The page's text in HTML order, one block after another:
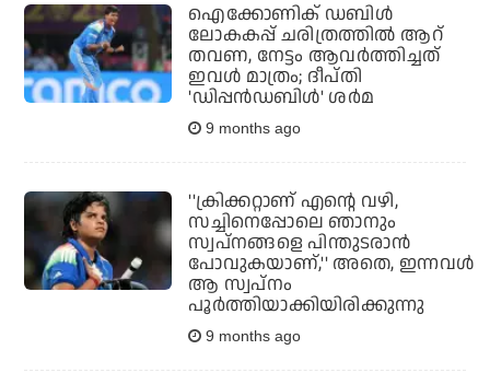
ഐക്കോണിക് ഡബിള്‍
ലോകകപ്പ് ചരിത്രത്തില്‍ ആറ്
തവണ, നേട്ടം ആവര്‍ത്തിച്ചത്
ഇവള്‍ മാത്രം; ദീപ്തി
'ഡിപ്പന്‍ഡബിള്‍' ശര്‍മ
9 months ago
''ക്രിക്കറ്റാണ് എന്റെ വഴി,
സച്ചിനെപ്പോലെ ഞാനും
സ്വപ്നങ്ങളെ പിന്തുടരാന്‍
പോവുകയാണ്,'' അതെ, ഇന്നവള്‍
ആ സ്വപ്‌നം
പൂര്‍ത്തിയാക്കിയിരിക്കുന്നു
9 months ago